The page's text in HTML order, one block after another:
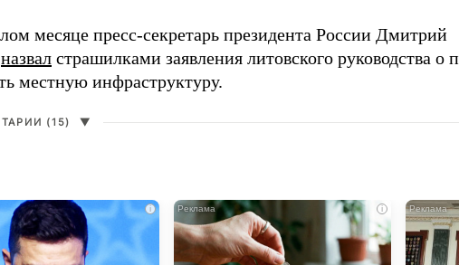
месяце пресс-секретарь президента России Дмитрий
назвал страшилками заявления литовского руководства
местную инфраструктуру.
(15) ▼
i i